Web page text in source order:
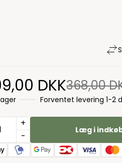
DKK368,00
Forventet levering 1-2
+
-
Læg i